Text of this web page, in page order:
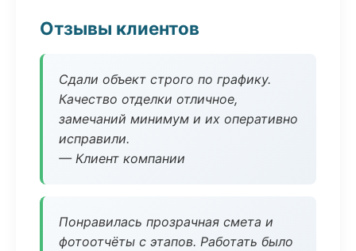
Отзывы клиентов
Сдали объект строго по графику.
Качество отделки отличное,
замечаний минимум и их оперативно
исправили.
— Клиент компании
Понравилась прозрачная смета и
фотоотчёты с этапов. Работать было